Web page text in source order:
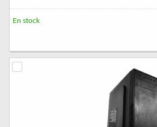
En stock